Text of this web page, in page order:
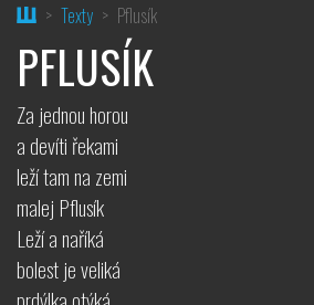
HomeTexty Pflusík
PFLUSÍK
Za jednou horou
a devíti řekami
leží tam na zemi
malej Pflusík
Leží a naříká
bolest je veliká